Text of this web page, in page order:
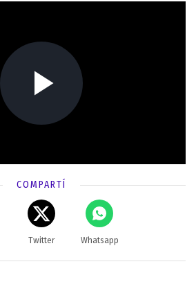
COMPARTÍ
Twitter Whatsapp